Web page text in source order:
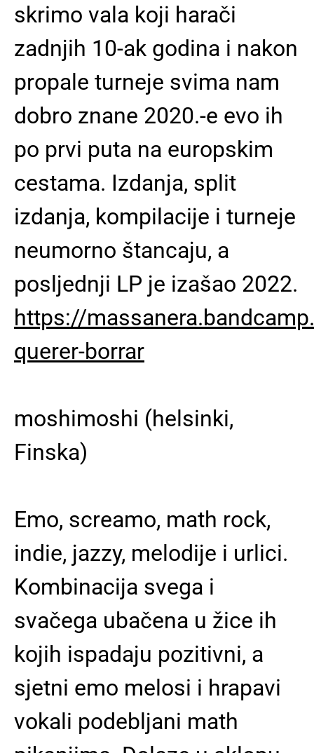
skrimo vala koji harači
zadnjih 10-ak godina i nakon
propale turneje svima nam
dobro znane 2020.-e evo ih
po prvi puta na europskim
cestama. Izdanja, split
izdanja, kompilacije i turneje
neumorno štancaju, a
posljednji LP je izašao 2022.
https://
querer-borrar
moshimoshi (helsinki,
Finska)
Emo, screamo, math rock,
indie, jazzy, melodije i urlici.
Kombinacija svega i
svačega ubačena u žice ih
kojih ispadaju pozitivni, a
sjetni emo melosi i hrapavi
vokali podebljani math